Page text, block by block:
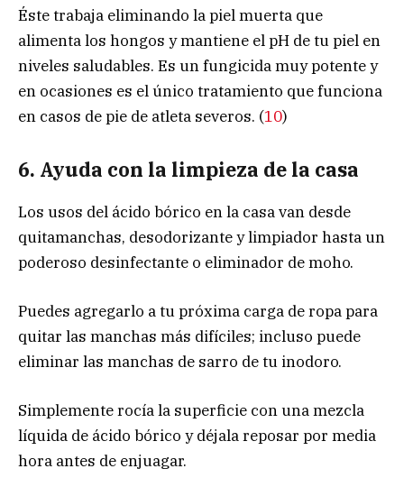
Éste trabaja eliminando la piel muerta que
alimenta los hongos y mantiene el pH de tu piel en
niveles saludables. Es un fungicida muy potente y
en ocasiones es el único tratamiento que funciona
en casos de pie de atleta severos. (10)
6. Ayuda con la limpieza de la casa
Los usos del ácido bórico en la casa van desde
quitamanchas, desodorizante y limpiador hasta un
poderoso desinfectante o eliminador de moho.
Puedes agregarlo a tu próxima carga de ropa para
quitar las manchas más difíciles; incluso puede
eliminar las manchas de sarro de tu inodoro.
Simplemente rocía la superficie con una mezcla
líquida de ácido bórico y déjala reposar por media
hora antes de enjuagar.